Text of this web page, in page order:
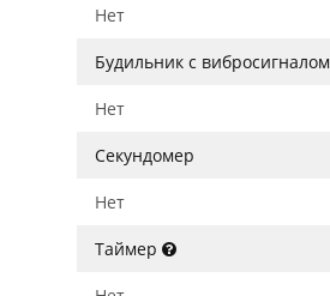
Нет
Будильник с вибросигналом
Нет
Секундомер
Нет
Таймер